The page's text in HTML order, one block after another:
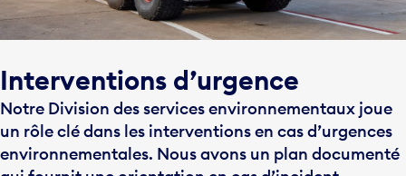
Notre Division des services environnementaux joue
un rôle clé dans les interventions en cas d’urgences
environnementales. Nous avons un plan documenté
qui fournit une orientation en cas d’incident